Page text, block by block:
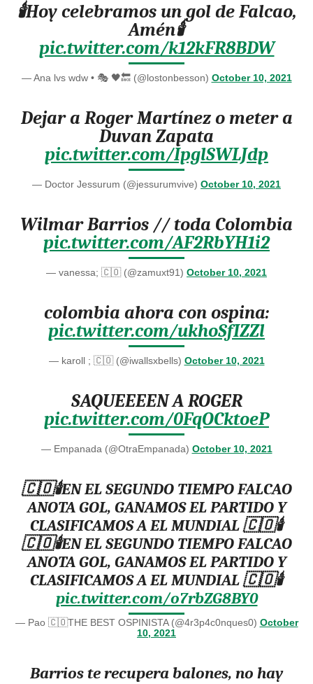
🕯️Hoy celebramos un gol de Falcao,
Amén🕯️
pic.twitter.com/k12kFR8BDW
— Ana lvs wdw • 🎭 🖤🔙 (@lostonbesson) October 10, 2021
Dejar a Roger Martínez o meter a
Duvan Zapata
pic.twitter.com/IpglSWLJdp
— Doctor Jessurum (@jessurumvive) October 10, 2021
Wilmar Barrios // toda Colombia
pic.twitter.com/AF2RbYH1i2
— vanessa; 🇨🇴 (@zamuxt91) October 10, 2021
colombia ahora con ospina:
pic.twitter.com/ukhoSfIZZl
— karoll ; 🇨🇴 (@iwallsxbells) October 10, 2021
SAQUEEEEN A ROGER
pic.twitter.com/0FqOCktoeP
— Empanada (@OtraEmpanada) October 10, 2021
🇨🇴🕯️EN EL SEGUNDO TIEMPO FALCAO
ANOTA GOL, GANAMOS EL PARTIDO Y
CLASIFICAMOS A EL MUNDIAL 🇨🇴🕯️
🇨🇴🕯️EN EL SEGUNDO TIEMPO FALCAO
ANOTA GOL, GANAMOS EL PARTIDO Y
CLASIFICAMOS A EL MUNDIAL 🇨🇴🕯️
pic.twitter.com/o7rbZG8BY0
— Pao 🇨🇴THE BEST OSPINISTA (@4r3p4c0nques0) October
10, 2021
Barrios te recupera balones, no hay